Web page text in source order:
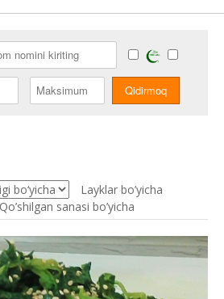
Layklar bo’yicha
Qo’shilgan sanasi bo’yicha